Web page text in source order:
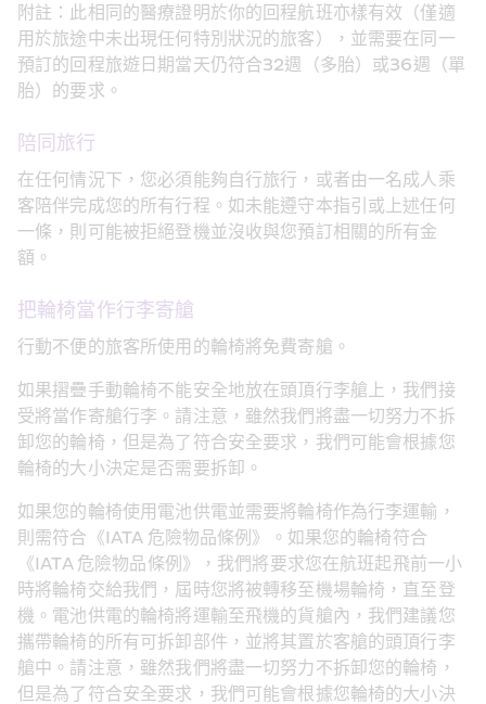
附註：此相同的醫療證明於你的回程航班亦樣有效（僅適
用於旅途中未出現任何特別狀況的旅客），並需要在同一
預訂的回程旅遊日期當天仍符合32週（多胎）或36週（單
胎）的要求。
陪同旅行
在任何情況下，您必須能夠自行旅行，或者由一名成人乘
客陪伴完成您的所有行程。如未能遵守本指引或上述任何
一條，則可能被拒絕登機並沒收與您預訂相關的所有金
額。
把輪椅當作行李寄艙
行動不便的旅客所使用的輪椅將免費寄艙。
如果摺疊手動輪椅不能安全地放在頭頂行李艙上，我們接
受將當作寄艙行李。請注意，雖然我們將盡一切努力不拆
卸您的輪椅，但是為了符合安全要求，我們可能會根據您
輪椅的大小決定是否需要拆卸。
如果您的輪椅使用電池供電並需要將輪椅作為行李運輸，
則需符合《IATA 危險物品條例》。如果您的輪椅符合
《IATA 危險物品條例》，我們將要求您在航班起飛前一小
時將輪椅交給我們，屆時您將被轉移至機場輪椅，直至登
機。電池供電的輪椅將運輸至飛機的貨艙內，我們建議您
攜帶輪椅的所有可拆卸部件，並將其置於客艙的頭頂行李
艙中。請注意，雖然我們將盡一切努力不拆卸您的輪椅，
但是為了符合安全要求，我們可能會根據您輪椅的大小決